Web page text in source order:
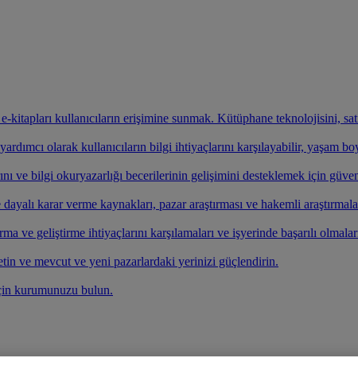
kitapları kullanıcıların erişimine sunmak. Kütüphane teknolojisini,
olarak kullanıcıların bilgi ihtiyaçlarını karşılayabilir, yaşam
ve bilgi okuryazarlığı becerilerinin gelişimini desteklemek için
karar verme kaynakları, pazar araştırması ve hakemli
ve geliştirme ihtiyaçlarını karşılamaları ve işyerinde başarılı
ve mevcut ve yeni pazarlardaki yerinizi güçlendirin.
kurumunuzu bulun.